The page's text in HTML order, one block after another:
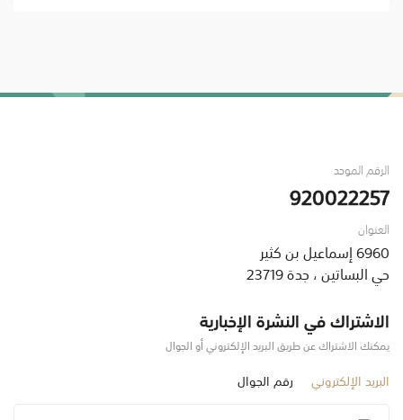
الرقم الموحد
920022257
العنوان
6960 إسماعيل بن كثير
حي البساتين ، جدة 23719
الاشتراك في النشرة الإخبارية
يمكنك الاشتراك عن طريق البريد الإلكتروني أو الجوال
البريد الإلكتروني رقم الجوال